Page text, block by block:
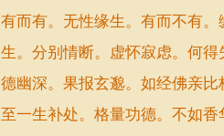
有而有。无性缘生。有而不有
生。分别情断。虚怀寂虑。何
德幽深。果报玄邈。如经佛亲
至一生补处。格量功德。不如